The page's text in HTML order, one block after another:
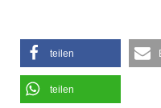
teilen
teilen